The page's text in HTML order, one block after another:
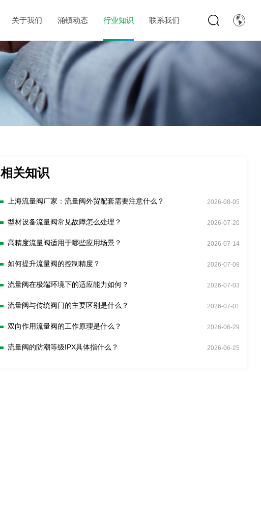
关于我们 涌镇动态 行业知识 联系我们
相关知识
上海流量阀厂家：流量阀外贸配套需要注意什么？ 2026-08-05
型材设备流量阀常见故障怎么处理？ 2026-07-20
高精度流量阀适用于哪些应用场景？ 2026-07-14
如何提升流量阀的控制精度？ 2026-07-08
流量阀在极端环境下的适应能力如何？ 2026-07-03
流量阀与传统阀门的主要区别是什么？ 2026-07-01
双向作用流量阀的工作原理是什么？ 2026-06-29
流量阀的防潮等级IPX具体指什么？ 2026-06-25